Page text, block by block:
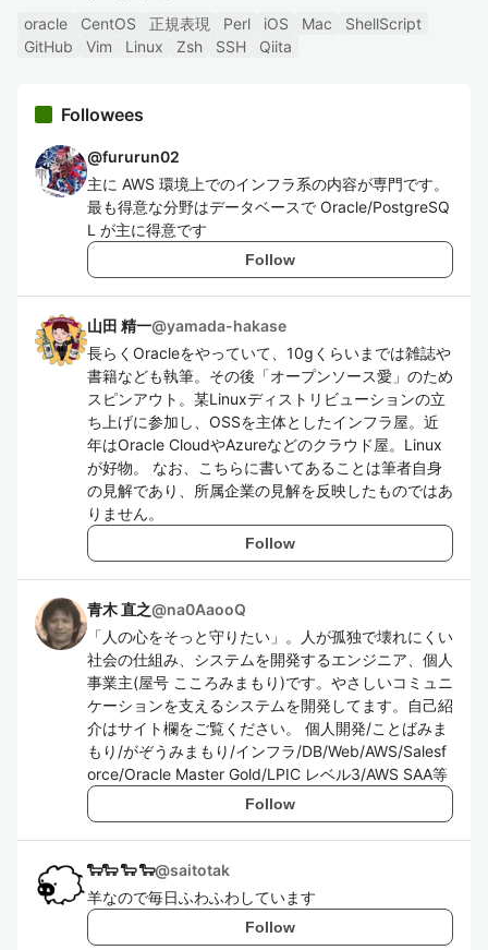
oracle CentOS 正規表現 Perl iOS Mac
ShellScript
GitHub
Vim Linux Zsh SSH Qiita
Followees
@fururun02
主に AWS 環境上でのインフラ系の内容が専門です。
最も得意な分野はデータベースで Oracle/PostgreSQ
L が主に得意です
Follow
山田 精一@yamada-hakase
長らくOracleをやっていて、10gくらいまでは雑誌や
書籍なども執筆。その後「オープンソース愛」のため
スピンアウト。某Linuxディストリビューションの立
ち上げに参加し、OSSを主体としたインフラ屋。近
年はOracle CloudやAzureなどのクラウド屋。Linux
が好物。 なお、こちらに書いてあることは筆者自身
の見解であり、所属企業の見解を反映したものではあ
りません。
Follow
青木 直之@na0AaooQ
「人の心をそっと守りたい」。人が孤独で壊れにくい
社会の仕組み、システムを開発するエンジニア、個人
事業主(屋号 こころみまもり)です。やさしいコミュニ
ケーションを支えるシステムを開発してます。自己紹
介はサイト欄をご覧ください。 個人開発/ことばみま
もり/がぞうみまもり/インフラ/DB/Web/AWS/Salesf
orce/Oracle Master Gold/LPIC レベル3/AWS SAA等
Follow
🐑🐑 🐑 🐑@saitotak
羊なので毎日ふわふわしています
Follow